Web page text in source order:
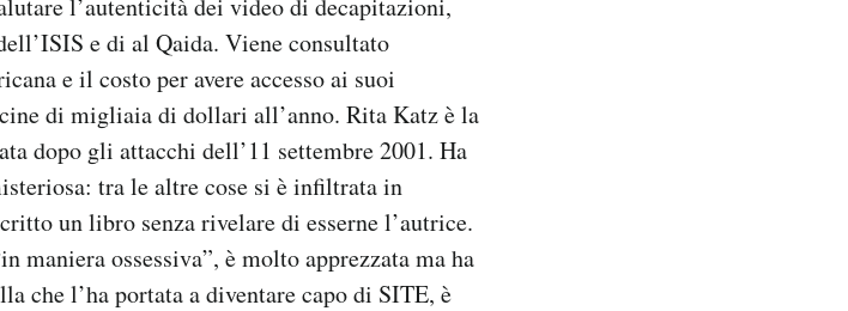
e di al Qaida. Viene consultato
e il costo per avere accesso ai suoi
di migliaia di dollari all’anno. Rita Katz è la
dopo gli attacchi dell’11 settembre 2001. Ha
tra le altre cose si è infiltrata in
un libro senza rivelare di esserne l’autrice.
ossessiva”, è molto apprezzata ma ha
che l’ha portata a diventare capo di SITE, è